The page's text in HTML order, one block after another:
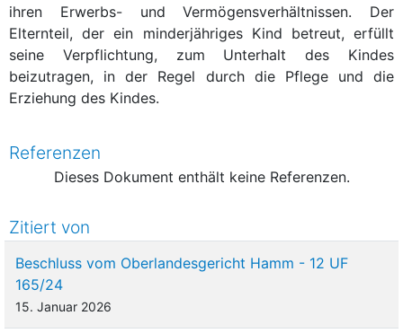
ihren Erwerbs- und Vermögensverhältnissen. Der
Elternteil, der ein minderjähriges Kind betreut, erfüllt
seine Verpflichtung, zum Unterhalt des Kindes
beizutragen, in der Regel durch die Pflege und die
Erziehung des Kindes.
Referenzen
Dieses Dokument enthält keine Referenzen.
Zitiert von
Beschluss vom Oberlandesgericht Hamm - 12 UF
165/24
15. Januar 2026